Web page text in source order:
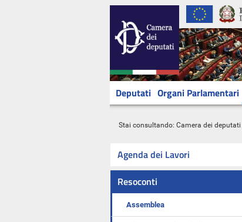
Deputati Organi Parlamentari
Stai consultando: Camera dei deputati
Agenda dei Lavori
Resoconti
Assemblea